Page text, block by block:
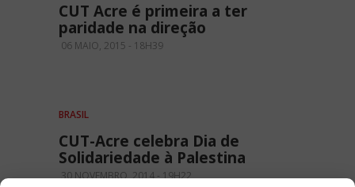
CUT Acre é primeira a ter
paridade na direção
06 MAIO, 2015 - 18H39
BRASIL
CUT-Acre celebra Dia de
Solidariedade à Palestina
30 NOVEMBRO, 2014 - 19H22